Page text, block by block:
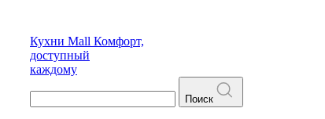
Кухни Mall Комфорт,
доступный
каждому
Поиск